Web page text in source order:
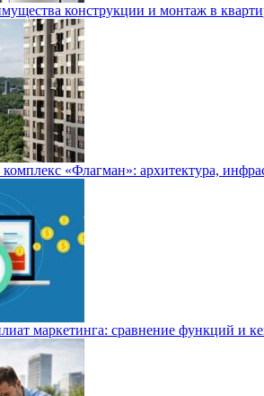
конструкции и монтаж в
«Флагман»: архитектура,
маркетинга: сравнение функций и